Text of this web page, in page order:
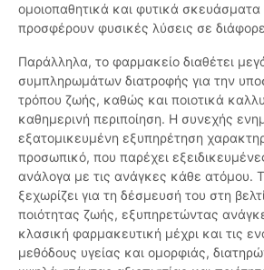
ομοιοπαθητικά και φυτικά σκευάσματα
προσφέρουν φυσικές λύσεις σε
Παράλληλα, το φαρμακείο διαθέτει
συμπληρωμάτων διατροφής για την
τρόπου ζωής, καθώς και ποιοτικά
καθημερινή περιποίηση. Η συνεχής
εξατομικευμένη εξυπηρέτηση
προσωπικό, που παρέχει
ανάλογα με τις ανάγκες κάθε ατόμου.
ξεχωρίζει για τη δέσμευσή του στη
ποιότητας ζωής, εξυπηρετώντας
κλασική φαρμακευτική μέχρι και τις
μεθόδους υγείας και ομορφιάς,